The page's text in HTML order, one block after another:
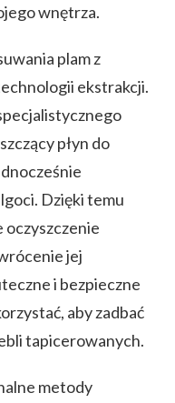
wnętrza.
plam z
ekstrakcji.
płyn do
Dzięki temu
oczyszczenie
jej
i bezpieczne
aby zadbać
tapicerowanych.
metody